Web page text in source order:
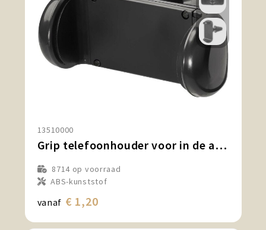
13510000
Grip telefoonhouder voor in de auto
8714 op voorraad
ABS-kunststof
vanaf € 1,20